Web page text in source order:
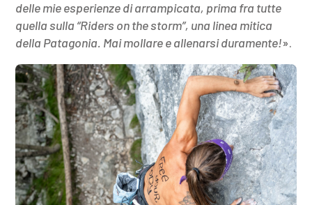
delle mie esperienze di arrampicata, prima fra tutte
quella sulla “Riders on the storm”, una linea mitica
della Patagonia. Mai mollare e allenarsi duramente!».